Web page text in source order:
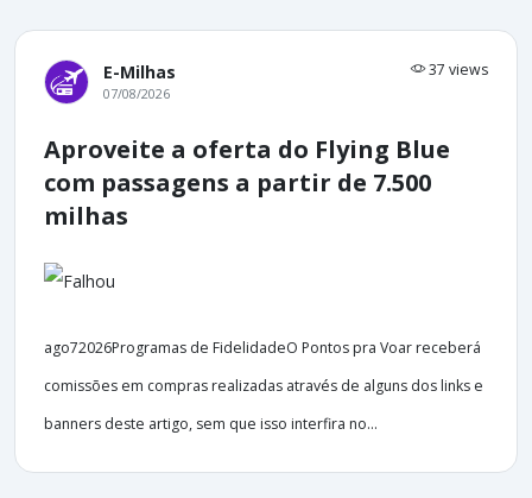
E-Milhas 37 views
07/08/2026
Aproveite a oferta do Flying Blue
com passagens a partir de 7.500
milhas
ago72026Programas de FidelidadeO Pontos pra Voar receberá
comissões em compras realizadas através de alguns dos links e
banners deste artigo, sem que isso interfira no...